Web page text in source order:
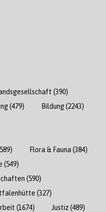
(390)
(479) Bildung(2243)
Flora & Fauna (384)
(549)
(590)
(327)
(1674) Justiz(489)